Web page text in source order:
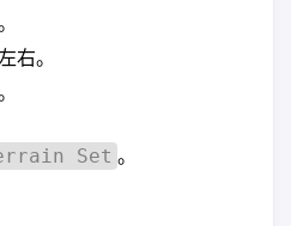
右。
Set 。